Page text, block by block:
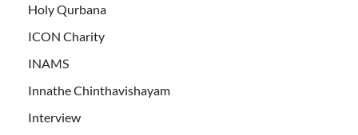
Holy Qurbana
ICON Charity
INAMS
Innathe Chinthavishayam
Interview